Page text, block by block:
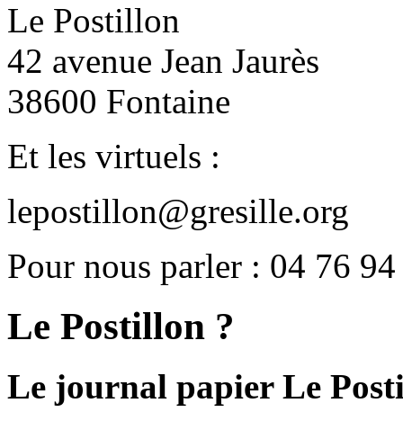
Le Postillon
42 avenue Jean Jaurès
38600 Fontaine
Et les virtuels :
lepostillon@gresille.org
Pour nous parler : 04 76
Le Postillon ?
Le journal papier Le